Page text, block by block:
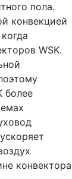
пола.
конвекцией
WSK.
более
конвектора